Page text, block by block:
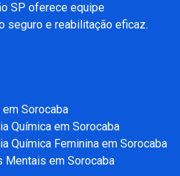
SP oferece equipe
seguro e reabilitação eficaz.
Sorocaba
Química em Sorocaba
Química Feminina em Sorocaba
Mentais em Sorocaba